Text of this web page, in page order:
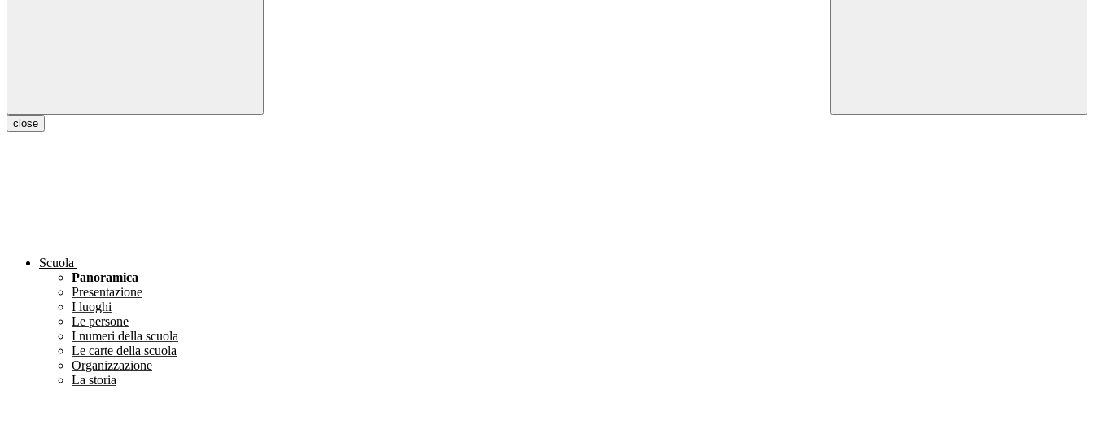
close
Scuola
Panoramica
Presentazione
I luoghi
Le persone
I numeri della scuola
Le carte della scuola
Organizzazione
La storia